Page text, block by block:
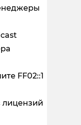
FF02::1
лицензий